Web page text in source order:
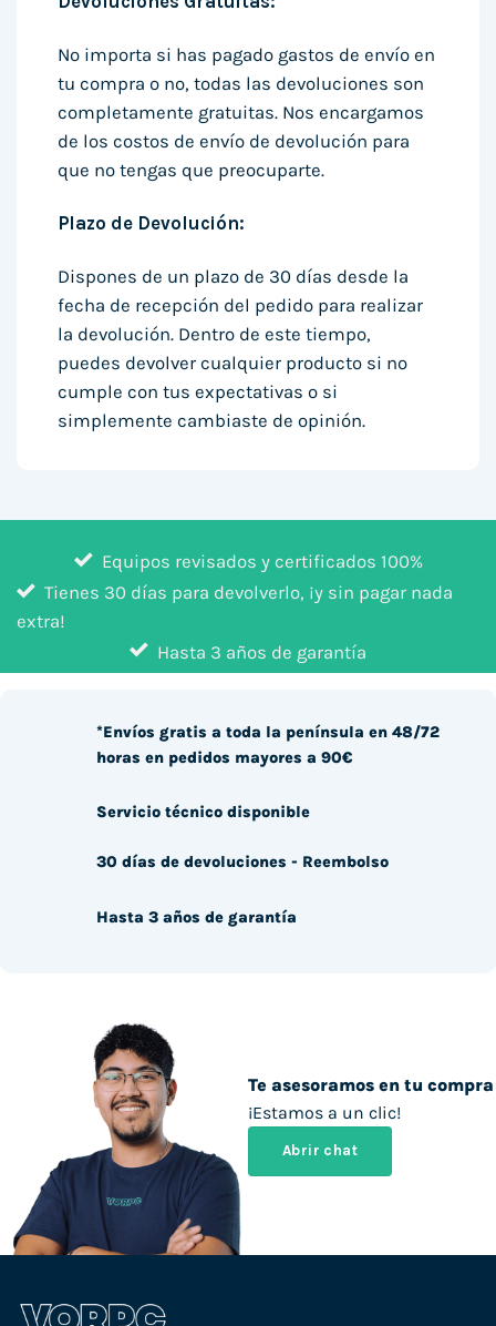
No importa si has pagado gastos de envío en
tu compra o no, todas las devoluciones son
completamente gratuitas. Nos encargamos
de los costos de envío de devolución para
que no tengas que preocuparte.
Plazo de Devolución:
Dispones de un plazo de 30 días desde la
fecha de recepción del pedido para realizar
la devolución. Dentro de este tiempo,
puedes devolver cualquier producto si no
cumple con tus expectativas o si
simplemente cambiaste de opinión.
Equipos revisados y certificados 100%
Tienes 30 días para devolverlo, ¡y sin pagar nada
extra!
Hasta 3 años de garantía
Te asesoramos en tu compra
¡Estamos a un clic!
Abrir chat
*Envíos gratis a toda la península en 48/72
horas en pedidos mayores a 90€
Servicio técnico disponible
30 días de devoluciones - Reembolso
Hasta 3 años de garantía